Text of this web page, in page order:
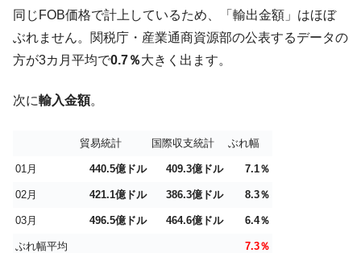
ている意外な選手とは？
Fact1 セレクトセールの高額取引馬が稼いだ金額とは？
同じFOB価格で計上しているため、「輸出金額」はほぼ
ぶれません。関税庁・産業通商資源部の公表するデータの
方が3カ月平均で0.7％大きく出ます。
次に輸入金額。
貿易統計 国際収支統計 ぶれ幅
01月 440.5億ドル 409.3億ドル 7.1％
02月 421.1億ドル 386.3億ドル 8.3％
03月 496.5億ドル 464.6億ドル 6.4％
ぶれ幅平均 7.3％